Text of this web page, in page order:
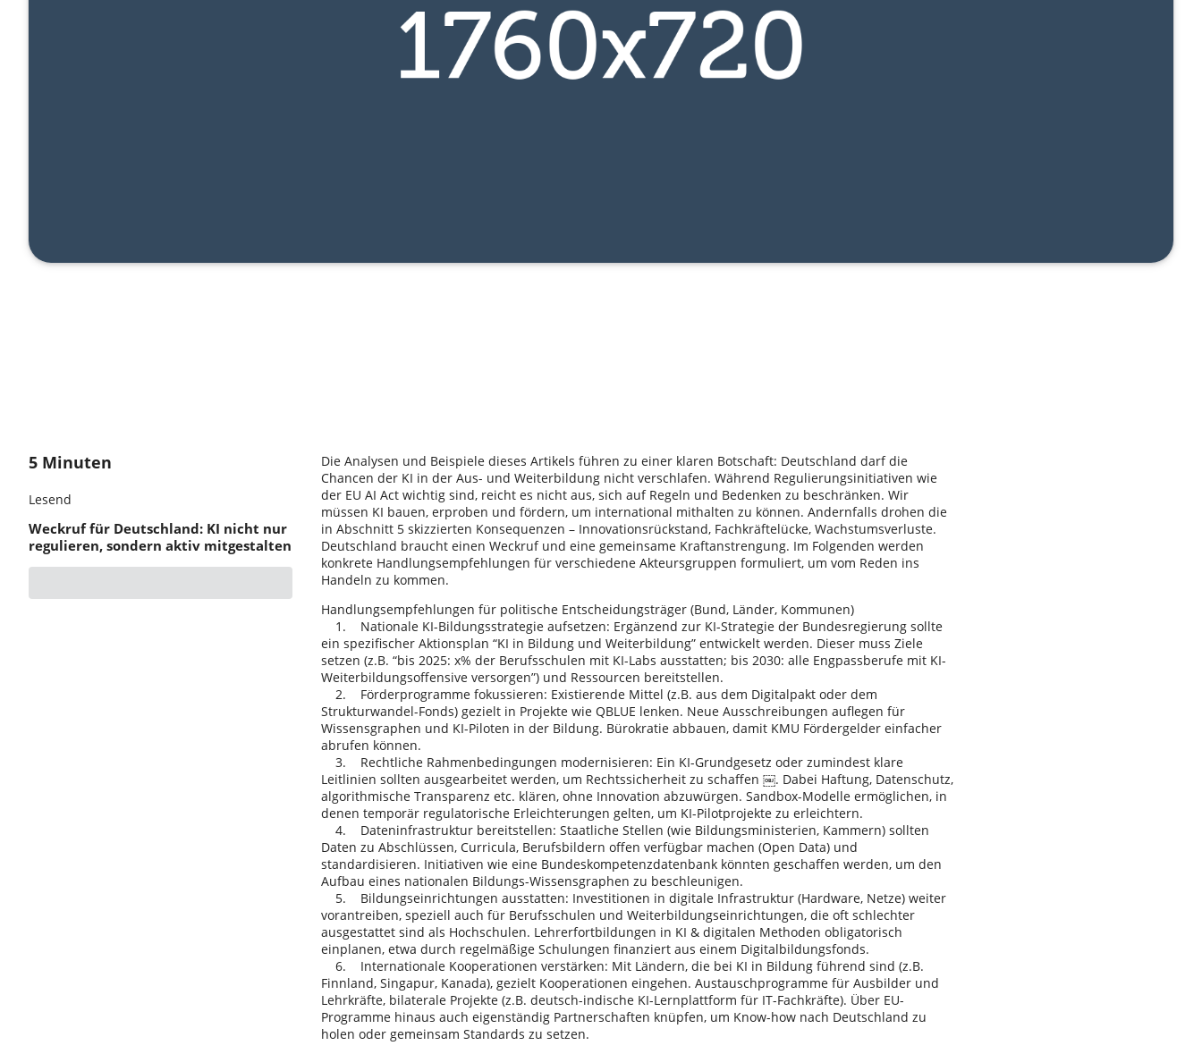
5 Minuten
Lesend
Weckruf für Deutschland: KI nicht nur
regulieren, sondern aktiv mitgestalten
Die Analysen und Beispiele dieses Artikels führen zu einer klaren Botschaft: Deutschland darf die
Chancen der KI in der Aus- und Weiterbildung nicht verschlafen. Während Regulierungsinitiativen wie
der EU AI Act wichtig sind, reicht es nicht aus, sich auf Regeln und Bedenken zu beschränken. Wir
müssen KI bauen, erproben und fördern, um international mithalten zu können. Andernfalls drohen die
in Abschnitt 5 skizzierten Konsequenzen – Innovationsrückstand, Fachkräftelücke, Wachstumsverluste.
Deutschland braucht einen Weckruf und eine gemeinsame Kraftanstrengung. Im Folgenden werden
konkrete Handlungsempfehlungen für verschiedene Akteursgruppen formuliert, um vom Reden ins
Handeln zu kommen.
Handlungsempfehlungen für politische Entscheidungsträger (Bund, Länder, Kommunen)
1. Nationale KI-Bildungsstrategie aufsetzen: Ergänzend zur KI-Strategie der Bundesregierung sollte
ein spezifischer Aktionsplan “KI in Bildung und Weiterbildung” entwickelt werden. Dieser muss Ziele
setzen (z.B. “bis 2025: x% der Berufsschulen mit KI-Labs ausstatten; bis 2030: alle Engpassberufe mit KI-
Weiterbildungsoffensive versorgen”) und Ressourcen bereitstellen.
2. Förderprogramme fokussieren: Existierende Mittel (z.B. aus dem Digitalpakt oder dem
Strukturwandel-Fonds) gezielt in Projekte wie QBLUE lenken. Neue Ausschreibungen auflegen für
Wissensgraphen und KI-Piloten in der Bildung. Bürokratie abbauen, damit KMU Fördergelder einfacher
abrufen können.
3. Rechtliche Rahmenbedingungen modernisieren: Ein KI-Grundgesetz oder zumindest klare
Leitlinien sollten ausgearbeitet werden, um Rechtssicherheit zu schaffen ￼. Dabei Haftung, Datenschutz,
algorithmische Transparenz etc. klären, ohne Innovation abzuwürgen. Sandbox-Modelle ermöglichen, in
denen temporär regulatorische Erleichterungen gelten, um KI-Pilotprojekte zu erleichtern.
4. Dateninfrastruktur bereitstellen: Staatliche Stellen (wie Bildungsministerien, Kammern) sollten
Daten zu Abschlüssen, Curricula, Berufsbildern offen verfügbar machen (Open Data) und
standardisieren. Initiativen wie eine Bundeskompetenzdatenbank könnten geschaffen werden, um den
Aufbau eines nationalen Bildungs-Wissensgraphen zu beschleunigen.
5. Bildungseinrichtungen ausstatten: Investitionen in digitale Infrastruktur (Hardware, Netze) weiter
vorantreiben, speziell auch für Berufsschulen und Weiterbildungseinrichtungen, die oft schlechter
ausgestattet sind als Hochschulen. Lehrerfortbildungen in KI & digitalen Methoden obligatorisch
einplanen, etwa durch regelmäßige Schulungen finanziert aus einem Digitalbildungsfonds.
6. Internationale Kooperationen verstärken: Mit Ländern, die bei KI in Bildung führend sind (z.B.
Finnland, Singapur, Kanada), gezielt Kooperationen eingehen. Austauschprogramme für Ausbilder und
Lehrkräfte, bilaterale Projekte (z.B. deutsch-indische KI-Lernplattform für IT-Fachkräfte). Über EU-
Programme hinaus auch eigenständig Partnerschaften knüpfen, um Know-how nach Deutschland zu
holen oder gemeinsam Standards zu setzen.